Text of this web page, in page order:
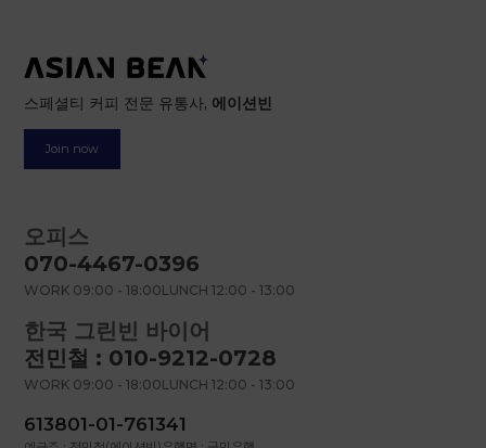
스페셜티 커피 전문 유통사, 에이션빈
Join now
오피스
070-4467-0396
WORK 09:00 - 18:00LUNCH 12:00 - 13:00
한국 그린빈 바이어
전민철 : 010-9212-0728
WORK 09:00 - 18:00LUNCH 12:00 - 13:00
613801-01-761341